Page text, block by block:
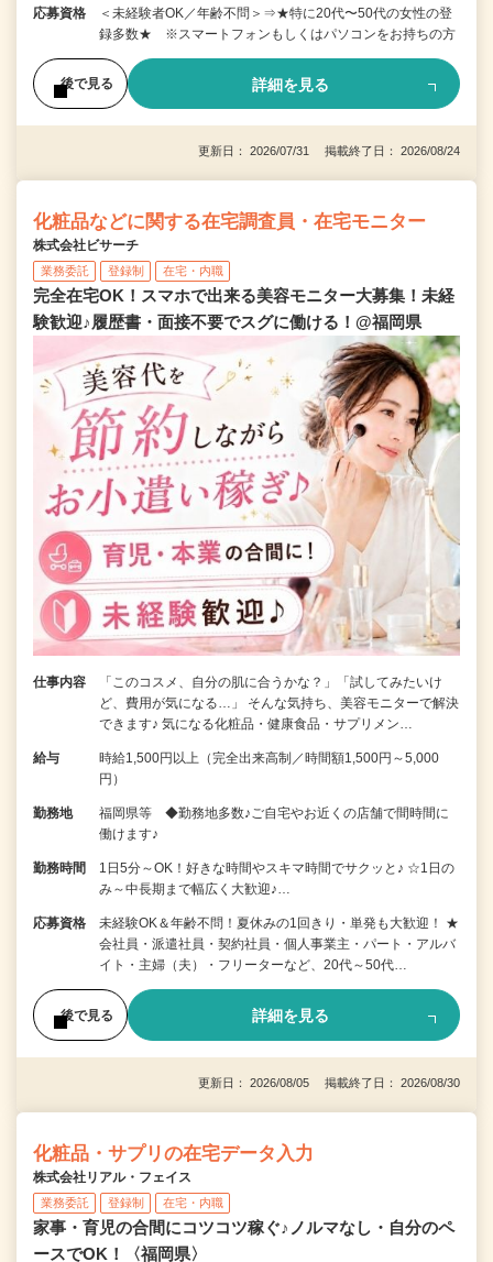
応募資格
＜未経験者OK／年齢不問＞⇒★特に20代〜50代の女性の登
録多数★ ※スマートフォンもしくはパソコンをお持ちの方
後で見る 詳細を見る
更新日： 2026/07/31 掲載終了日： 2026/08/24
化粧品などに関する在宅調査員・在宅モニター
株式会社ビサーチ
業務委託 登録制 在宅・内職
完全在宅OK！スマホで出来る美容モニター大募集！未経
験歓迎♪履歴書・面接不要でスグに働ける！@福岡県
仕事内容
「このコスメ、自分の肌に合うかな？」「試してみたいけ
ど、費用が気になる…」 そんな気持ち、美容モニターで解決
できます♪ 気になる化粧品・健康食品・サプリメン…
給与
時給1,500円以上（完全出来高制／時間額1,500円～5,000
円）
勤務地
福岡県等 ◆勤務地多数♪ご自宅やお近くの店舗で間時間に
働けます♪
勤務時間
1日5分～OK！好きな時間やスキマ時間でサクッと♪ ☆1日の
み～中長期まで幅広く大歓迎♪…
応募資格
未経験OK＆年齢不問！夏休みの1回きり・単発も大歓迎！ ★
会社員・派遣社員・契約社員・個人事業主・パート・アルバ
イト・主婦（夫）・フリーターなど、20代～50代…
後で見る 詳細を見る
更新日： 2026/08/05 掲載終了日： 2026/08/30
化粧品・サプリの在宅データ入力
株式会社リアル・フェイス
業務委託 登録制 在宅・内職
家事・育児の合間にコツコツ稼ぐ♪ノルマなし・自分のペ
ースでOK！〈福岡県〉